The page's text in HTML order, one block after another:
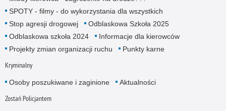
SPOTY - filmy - do wykorzystania dla wszystkich
Stop agresji drogowej
Odblaskowa Szkoła 2025
Odblaskowa szkoła 2024
Informacje dla kierowców
Projekty zmian organizacji ruchu
Punkty karne
Kryminalny
Osoby poszukiwane i zaginione Aktualności
Zostań Policjantem